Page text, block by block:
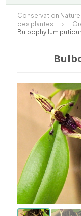
Conservation Nature
des plantes
>
Bulbophyllum